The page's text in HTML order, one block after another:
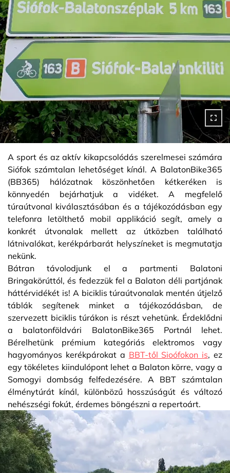
A sport és az aktív kikapcsolódás szerelmesei számára
Siófok számtalan lehetőséget kínál. A BalatonBike365
(BB365) hálózatnak köszönhetően kétkeréken is
könnyedén bejárhatjuk a vidéket. A megfelelő
túraútvonal kiválasztásában és a tájékozódásban egy
telefonra letölthető mobil applikáció segít, amely a
konkrét útvonalak mellett az útközben található
látnivalókat, kerékpárbarát helyszíneket is megmutatja
nekünk.
Bátran távolodjunk el a partmenti Balatoni
Bringakörúttól, és fedezzük fel a Balaton déli partjának
háttérvidékét is! A biciklis túraútvonalak mentén útjelző
táblák segítenek minket a tájékozódásban, de
szervezett biciklis túrákon is részt vehetünk. Érdeklődni
a balatonföldvári BalatonBike365 Portnál lehet.
Bérelhetünk prémium kategóriás elektromos vagy
hagyományos kerékpárokat a BBT-től Sioófokon is, ez
egy tökéletes kiindulópont lehet a Balaton körre, vagy a
Somogyi dombság felfedezésére. A BBT számtalan
élménytúrát kínál, különbözű hosszúságút és változó
nehészségi fokút, érdemes böngészni a repertoárt.